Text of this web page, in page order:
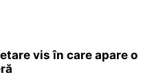
vis în care apare o